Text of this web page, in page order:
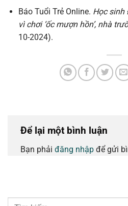
Báo Tuổi Trẻ Online. Học sinh
vì chơi ‘ốc mượn hồn’, nhà
10-2024).
Để lại một bình luận
Bạn phải đăng nhập để gửi